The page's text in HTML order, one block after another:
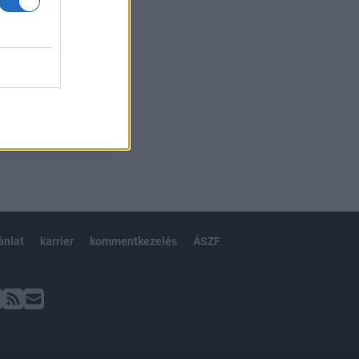
karrier kommentkezelés ÁSZF